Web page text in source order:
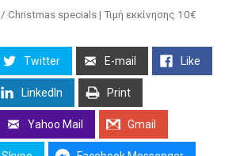
/ Christmas specials | Τιμή εκκίνησης 10€
Twitter E-mail Like
LinkedIn Print
Yahoo Mail Gmail